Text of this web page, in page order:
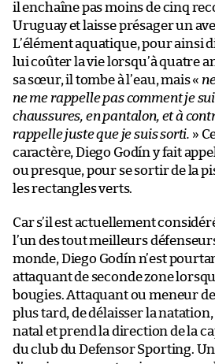
il enchaîne pas moins de cinq
Uruguay et laisse présager un
L’élément aquatique, pour ainsi
lui coûter la vie lorsqu’à quatre
sa sœur, il tombe à l’eau, mais «
ne me rappelle pas comment je
chaussures, en pantalon, et à
rappelle juste que je suis sorti. »
caractère, Diego Godín y fait
ou presque, pour se sortir de la
les rectangles verts.
Car s’il est actuellement
l’un des tout meilleurs
monde, Diego Godín n’est
attaquant de seconde zone
bougies. Attaquant ou meneur
plus tard, de délaisser la
natal et prend la direction de la
du club du Defensor Sporting.